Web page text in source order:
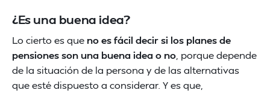
¿Es una buena idea?
Lo cierto es que no es fácil decir si los planes de
pensiones son una buena idea o no , porque depende
de la situación de la persona y de las alternativas
que esté dispuesto a considerar. Y es que,